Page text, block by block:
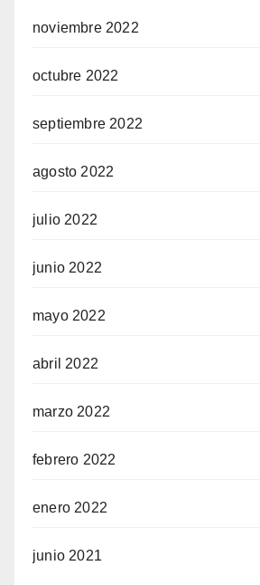
noviembre 2022
octubre 2022
septiembre 2022
agosto 2022
julio 2022
junio 2022
mayo 2022
abril 2022
marzo 2022
febrero 2022
enero 2022
junio 2021